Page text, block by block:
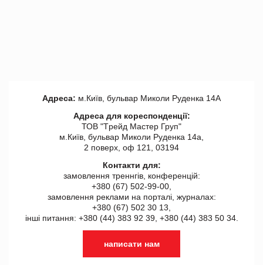
Адреса: м.Київ, бульвар Миколи Руденка 14А
Адреса для кореспонденції:
ТОВ "Tрейд Мастер Груп"
м.Київ, бульвар Миколи Руденка 14а,
2 поверх, оф 121, 03194
Контакти для:
замовлення треннгів, конференцій:
+380 (67) 502-99-00,
замовлення реклами на порталі, журналах:
+380 (67) 502 30 13,
інші питання: +380 (44) 383 92 39, +380 (44) 383 50 34.
написати нам